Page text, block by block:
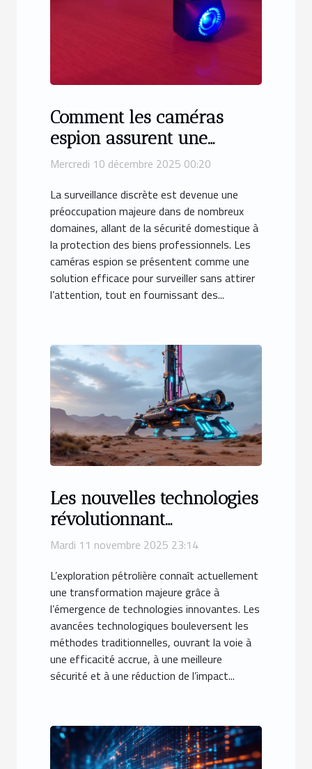
Comment les caméras
espion assurent une
surveillance efficace et
Mercredi 10 décembre 2025 00:20
La surveillance discrète est devenue une
préoccupation majeure dans de nombreux
domaines, allant de la sécurité domestique à
la protection des biens professionnels. Les
caméras espion se présentent comme une
solution efficace pour surveiller sans attirer
l’attention, tout en fournissant des...
Les nouvelles technologies
révolutionnant
l'exploration pétrolière
Mardi 11 novembre 2025 23:14
L’exploration pétrolière connaît actuellement
une transformation majeure grâce à
l’émergence de technologies innovantes. Les
avancées technologiques bouleversent les
méthodes traditionnelles, ouvrant la voie à
une efficacité accrue, à une meilleure
sécurité et à une réduction de l’impact...